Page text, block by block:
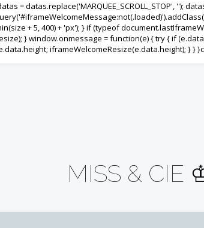
= datas.replace('MARQUEE_SCROLL_STOP', '');
+ 5, 400) + 'px'); } if (typeof
} window.onmessage = function(e) { try { if
iframeWelcomeResize(e.data.height); } }
MISS & CIE